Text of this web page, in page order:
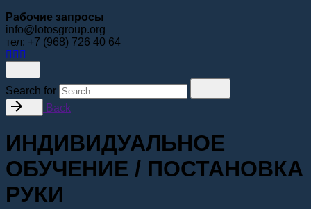
Рабочие запросы
info@lotosgroup.org
тел: +7 (968) 726 40 64
Search for
Back
ИНДИВИДУАЛЬНОЕ
ОБУЧЕНИЕ / ПОСТАНОВКА
РУКИ